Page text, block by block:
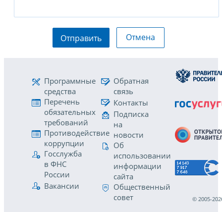
Отправить Отмена
Программные
средства
Перечень
обязательных
требований
Противодействие
коррупции
Госслужба
в ФНС
России
Вакансии
Обратная
связь
Контакты
Подписка
на
новости
Об
использовании
информации
сайта
Общественный
совет
© 2005-